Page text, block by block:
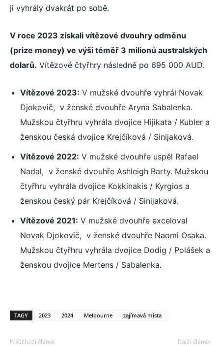
ji vyhrály dvakrát po sobě.
V roce 2023 získali vítězové dvouhry odměnu
(prize money) ve výši téměř 3 milionů australských
dolarů. Vítězové čtyřhry následně po 695 000 AUD.
Vítězové 2023: V mužské dvouhře vyhrál Novak
Djokovič, v ženské dvouhře Aryna Sabalenka.
Mužskou čtyřhru vyhrála dvojice Hijikata / Kubler a
ženskou česká dvojice Krejčíková / Sinijaková.
Vítězové 2022: V mužské dvouhře uspěl Rafael
Nadal, v ženské dvouhře Ashleigh Barty. Mužskou
čtyřhru vyhrála dvojice Kokkinakis / Kyrgios a
ženskou český pár Krejčíková / Sinijaková.
Vítězové 2021: V mužské dvouhře exceloval
Novak Djokovič, v ženské dvouhře Naomi Osaka.
Mužskou čtyřhru vyhrála dvojice Dodig / Polášek a
ženskou dvojice Mertens / Sabalenka.
TAGY 2023 2024 Melbourne zajímavá místa
Předchozí článek Další článek